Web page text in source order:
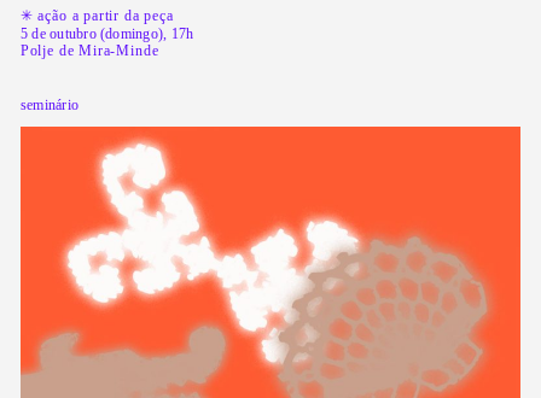
✳︎ ação a partir da peça
5 de outubro (domingo), 17h
Polje de Mira-Minde
seminário